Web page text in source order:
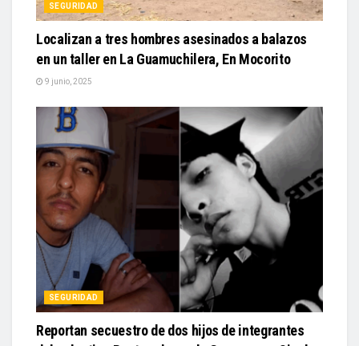
SEGURIDAD
Localizan a tres hombres asesinados a balazos
en un taller en La Guamuchilera, En Mocorito
9 junio, 2025
SEGURIDAD
Reportan secuestro de dos hijos de integrantes